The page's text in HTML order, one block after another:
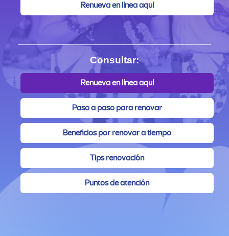
Renueva en línea aquí
Consultar:
Renueva en línea aquí
Paso a paso para renovar
Beneficios por renovar a tiempo
Tips renovación
Puntos de atención